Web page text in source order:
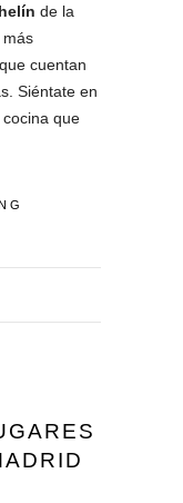
de la
más
cuentan
Siéntate en
que